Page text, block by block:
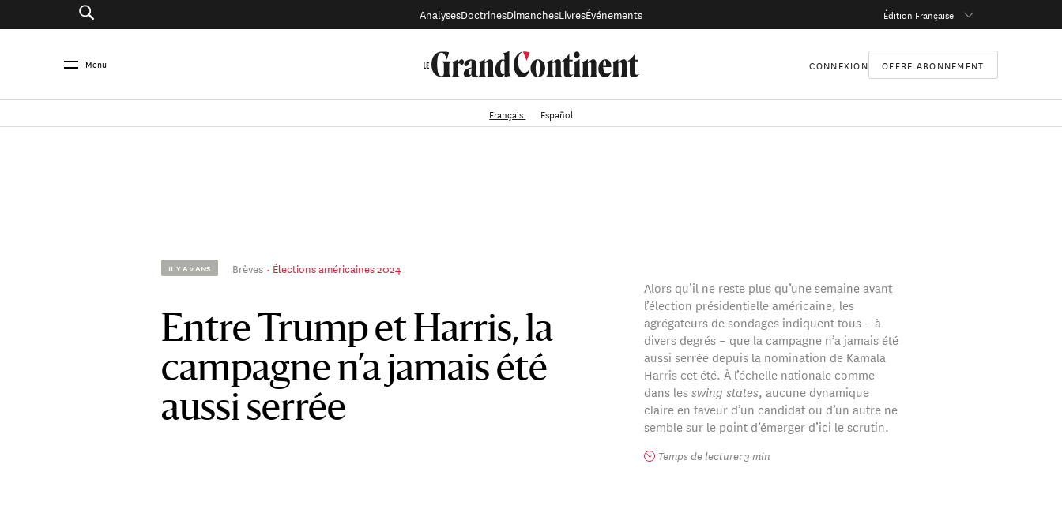
AnalysesDoctrinesDimanchesLivresÉvénements Édition Française
Menu CONNEXION OFFRE ABONNEMENT
Français Español
IL Y A 2 ANS Brèves Élections américaines 2024
Entre Trump et Harris, la
campagne n’a jamais été
aussi serrée
Alors qu’il ne reste plus qu’une semaine avant
l’élection présidentielle américaine, les
agrégateurs de sondages indiquent tous – à
divers degrés – que la campagne n’a jamais été
aussi serrée depuis la nomination de Kamala
Harris cet été. À l’échelle nationale comme
dans lesswing states, aucune dynamique
claire en faveur d’un candidat ou d’un autre ne
semble sur le point d’émerger d’ici le scrutin.
Temps de lecture: 3 min